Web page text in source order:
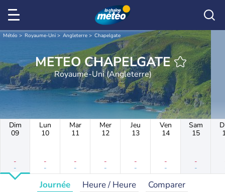
Météo Royaume-Uni Angleterre Chapelgate
METEO CHAPELGATE
Royaume-Uni (Angleterre)
Dim
09
-
-
Lun
10
-
-
Mar
11
-
-
Mer
12
-
-
Jeu
13
-
-
Ven
14
-
-
Sam
15
-
-
Journée Heure / Heure Comparer